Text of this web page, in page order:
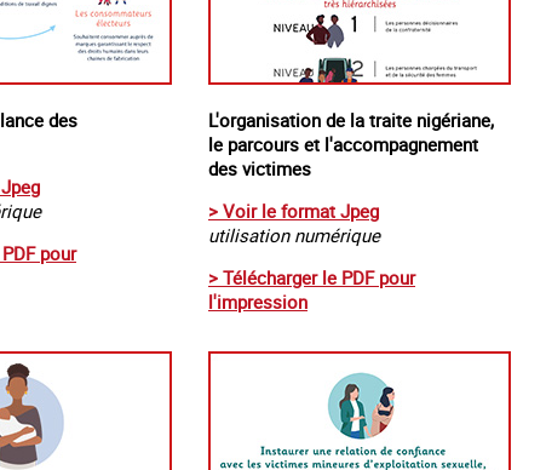
des
pour
L'organisation de la traite nigériane,
le parcours et l'accompagnement
des victimes
> Voir le format Jpeg
utilisation numérique
> Télécharger le PDF pour
l'impression